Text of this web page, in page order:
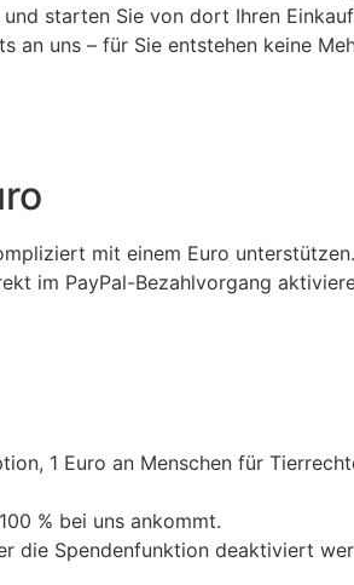
starten Sie von dort Ihren
an uns – für Sie entstehen keine
mit einem Euro unterstützen.
im PayPal-Bezahlvorgang
1 Euro an Menschen für
% bei uns ankommt.
die Spendenfunktion deaktiviert